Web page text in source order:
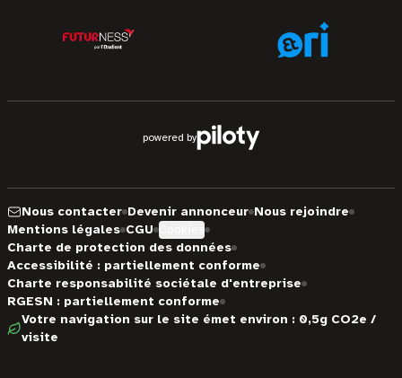
powered by
Nous contacter Devenir annonceur Nous rejoindre
Mentions légales CGU
Charte de protection des données
Accessibilité : partiellement conforme
Charte responsabilité sociétale d'entreprise
RGESN : partiellement conforme
Votre navigation sur le site émet environ : 0,5g CO2e /
visite